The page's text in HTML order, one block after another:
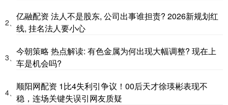
2、
亿融配资 法人不是股东, 公司出事谁担责? 2026新规划红
线, 挂名法人要小心
3、
今朝策略 热点解读: 有色金属为何出现大幅调整? 现在上
车是机会吗?
4、
顺阳网配资 1比4失利引争议！00后天才徐瑛彬表现不
稳，连场关键失误引网友质疑